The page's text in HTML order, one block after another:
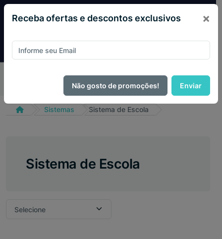
Desconto exclusivo! Pague com
PIX e ganhe 14% OFF
em todo o site no mês de Agosto.
Sistemas Sistema de Escola
Sistema de Escola
Receba ofertas e descontos exclusivos ×
Não gosto de promoções! Enviar